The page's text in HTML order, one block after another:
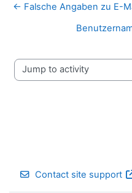
← Falsche Angaben zu E-
Jump to activity
Contact site support